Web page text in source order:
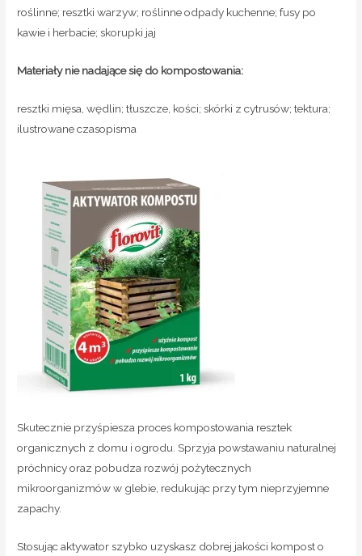
roślinne; resztki warzyw; roślinne odpady kuchenne; fusy po
kawie i herbacie; skorupki jaj
Materiałynie nadające siędo kompostowania:
resztki mięsa, wędlin; tłuszcze, kości; skórki z cytrusów; tektura;
ilustrowane czasopisma
Skutecznie przyśpiesza proces kompostowania resztek
organicznych z domu i ogrodu. Sprzyja powstawaniu naturalnej
próchnicy oraz pobudza rozwój pożytecznych
mikroorganizmów w glebie, redukując przy tym nieprzyjemne
zapachy.
Stosując aktywator szybko uzyskasz dobrej jakości kompost o